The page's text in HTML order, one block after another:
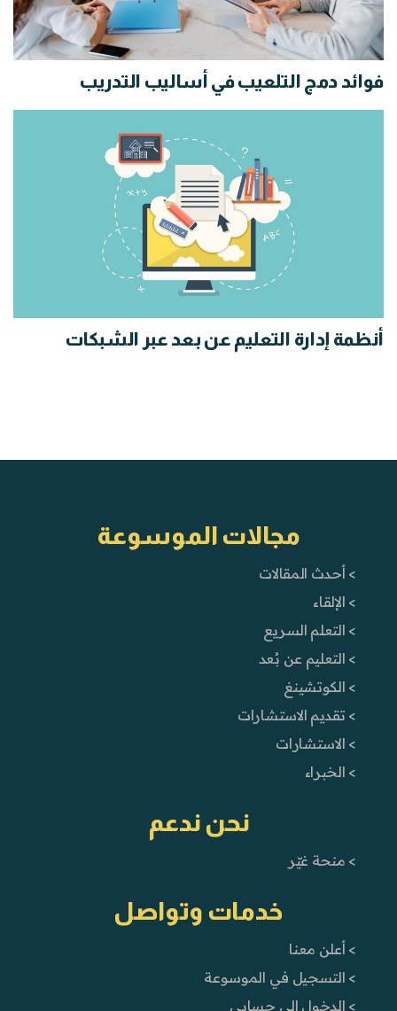
فوائد دمج التلعيب في أساليب التدريب
أنظمة إدارة التعليم عن بعد عبر الشبكات
مجالات الموسوعة
> أحدث المقالات
> الإلقاء
> التعلم السريع
> التعليم عن بُعد
> الكوتشينغ
> تقديم الاستشارات
> الاستشارات
> الخبراء
نحن ندعم
> منحة غيّر
خدمات وتواصل
> أعلن معنا
> التسجيل في الموسوعة
> الدخول إلى حسابي